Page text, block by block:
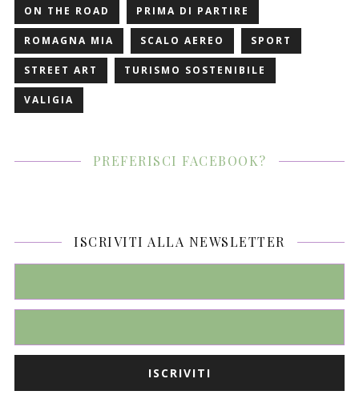
ON THE ROAD PRIMA DI PARTIRE
ROMAGNA MIA SCALO AEREO SPORT
STREET ART TURISMO SOSTENIBILE
VALIGIA
PREFERISCI FACEBOOK?
ISCRIVITI ALLA NEWSLETTER